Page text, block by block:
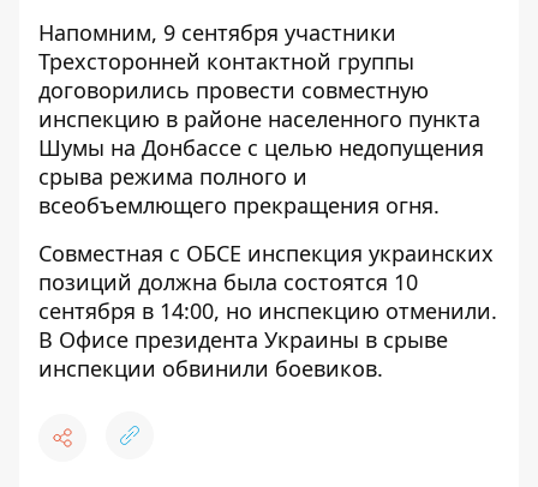
Напомним, 9 сентября участники
Трехсторонней контактной группы
договорились провести совместную
инспекцию в районе населенного пункта
Шумы на Донбассе с целью недопущения
срыва режима полного и
всеобъемлющего прекращения огня.
Совместная с ОБСЕ инспекция украинских
позиций должна была состоятся 10
сентября в 14:00, но инспекцию отменили.
В Офисе президента Украины в срыве
инспекции обвинили боевиков.